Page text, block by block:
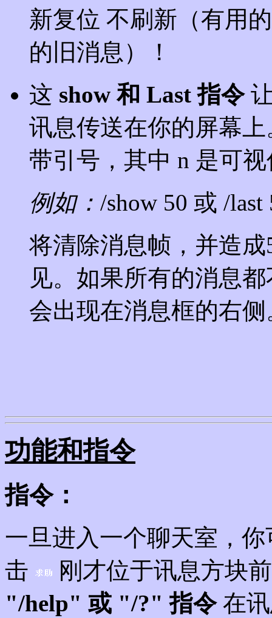
新复位 不刷新（有用
的旧消息）！
这 show 和 Last 指令
讯息传送在你的屏幕
带引号，其中 n 是可
例如： /show 50 或 /last
将清除消息帧，并造
见。如果所有的消息
会出现在消息框的右侧
功能和指令
指令：
一旦进入一个聊天室，
击
刚才位于讯息方块
"/help" 或 "/?" 指令在讯